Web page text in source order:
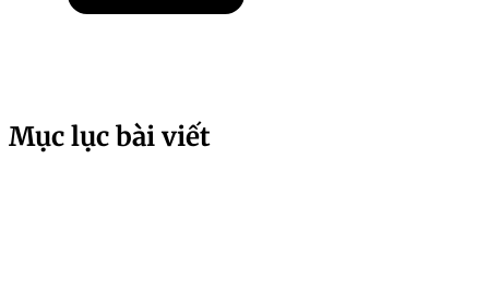
Mục lục bài viết